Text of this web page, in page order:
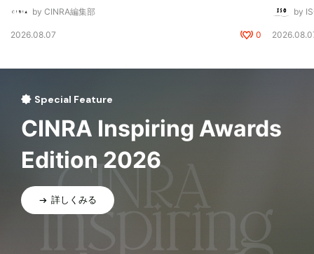
by CINRA編集部
2026.08.07 0
by
Special Feature
CINRA Inspiring Awards
Edition 2026
詳しくみる